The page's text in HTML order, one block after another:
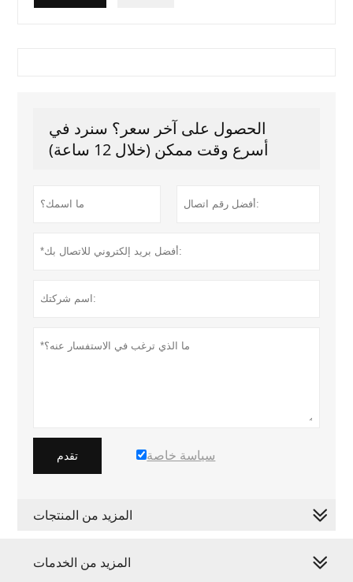
الحصول على آخر سعر؟ سنرد في
أسرع وقت ممكن (خلال 12 ساعة)
تقدم سياسة خاصة
المزيد من المنتجات
المزيد من الخدمات